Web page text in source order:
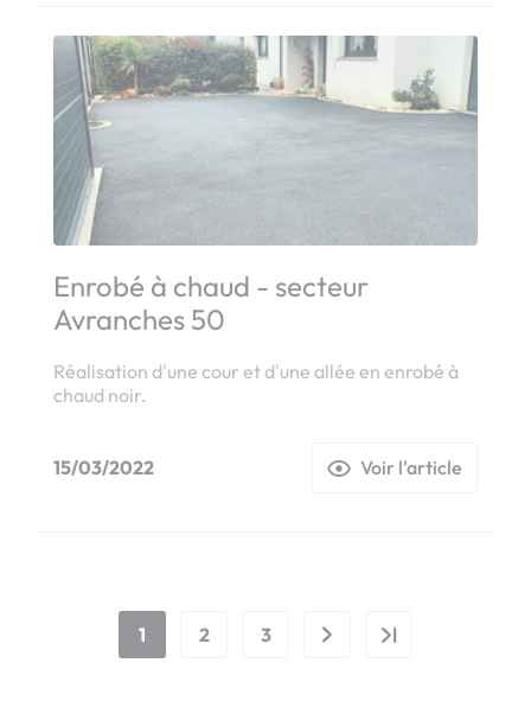
Enrobé à chaud - secteur
Avranches 50
Réalisation d'une cour et d'une allée en enrobé à
chaud noir.
15/03/2022 Voir l'article
1 2 3